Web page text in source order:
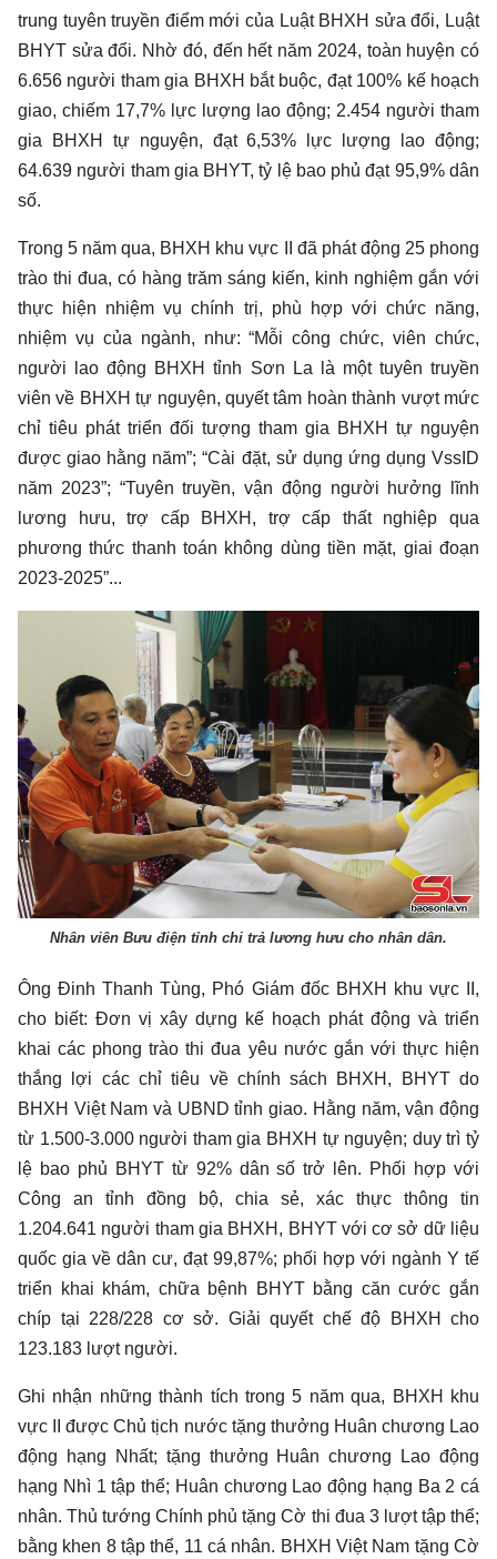
trung tuyên truyền điểm mới của Luật BHXH sửa đổi, Luật
BHYT sửa đổi. Nhờ đó, đến hết năm 2024, toàn huyện có
6.656 người tham gia BHXH bắt buộc, đạt 100% kế hoạch
giao, chiếm 17,7% lực lượng lao động; 2.454 người tham
gia BHXH tự nguyện, đạt 6,53% lực lượng lao động;
64.639 người tham gia BHYT, tỷ lệ bao phủ đạt 95,9% dân
số.
Trong 5 năm qua, BHXH khu vực II đã phát động 25 phong
trào thi đua, có hàng trăm sáng kiến, kinh nghiệm gắn với
thực hiện nhiệm vụ chính trị, phù hợp với chức năng,
nhiệm vụ của ngành, như: “Mỗi công chức, viên chức,
người lao động BHXH tỉnh Sơn La là một tuyên truyền
viên về BHXH tự nguyện, quyết tâm hoàn thành vượt mức
chỉ tiêu phát triển đối tượng tham gia BHXH tự nguyện
được giao hằng năm”; “Cài đặt, sử dụng ứng dụng VssID
năm 2023”; “Tuyên truyền, vận động người hưởng lĩnh
lương hưu, trợ cấp BHXH, trợ cấp thất nghiệp qua
phương thức thanh toán không dùng tiền mặt, giai đoạn
2023-2025”...
Nhân viên Bưu điện tỉnh chi trả lương hưu cho nhân dân.
Ông Đinh Thanh Tùng, Phó Giám đốc BHXH khu vực II,
cho biết: Đơn vị xây dựng kế hoạch phát động và triển
khai các phong trào thi đua yêu nước gắn với thực hiện
thắng lợi các chỉ tiêu về chính sách BHXH, BHYT do
BHXH Việt Nam và UBND tỉnh giao. Hằng năm, vận động
từ 1.500-3.000 người tham gia BHXH tự nguyện; duy trì tỷ
lệ bao phủ BHYT từ 92% dân số trở lên. Phối hợp với
Công an tỉnh đồng bộ, chia sẻ, xác thực thông tin
1.204.641 người tham gia BHXH, BHYT với cơ sở dữ liệu
quốc gia về dân cư, đạt 99,87%; phối hợp với ngành Y tế
triển khai khám, chữa bệnh BHYT bằng căn cước gắn
chíp tại 228/228 cơ sở. Giải quyết chế độ BHXH cho
123.183 lượt người.
Ghi nhận những thành tích trong 5 năm qua, BHXH khu
vực II được Chủ tịch nước tặng thưởng Huân chương Lao
động hạng Nhất; tặng thưởng Huân chương Lao động
hạng Nhì 1 tập thể; Huân chương Lao động hạng Ba 2 cá
nhân. Thủ tướng Chính phủ tặng Cờ thi đua 3 lượt tập thể;
bằng khen 8 tập thể, 11 cá nhân. BHXH Việt Nam tặng Cờ